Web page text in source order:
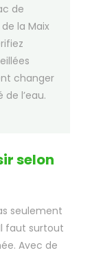
de
la Maix
changer
l’eau.
selon
seulement
faut surtout
Avec de